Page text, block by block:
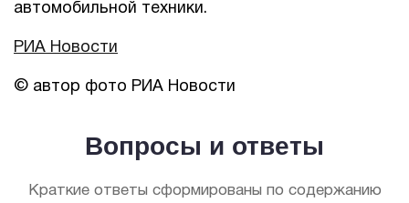
автомобильной техники.
РИА Новости
© автор фото РИА Новости
Вопросы и ответы
Краткие ответы сформированы по содержанию